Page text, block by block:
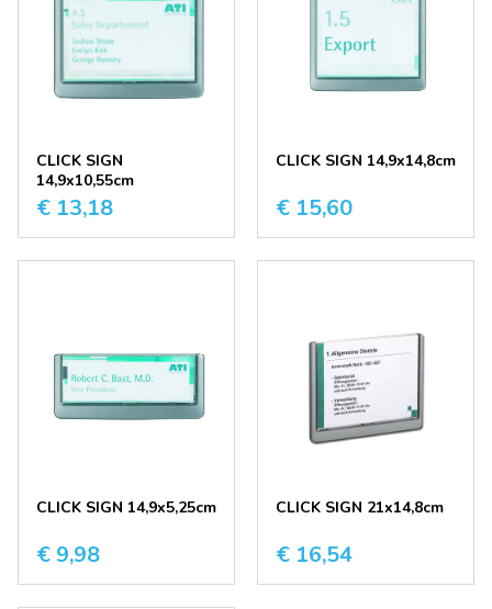
CLICK SIGN
14,9x10,55cm
€ 13,18
CLICK SIGN 14,9x14,8cm
€ 15,60
CLICK SIGN 14,9x5,25cm
€ 9,98
CLICK SIGN 21x14,8cm
€ 16,54